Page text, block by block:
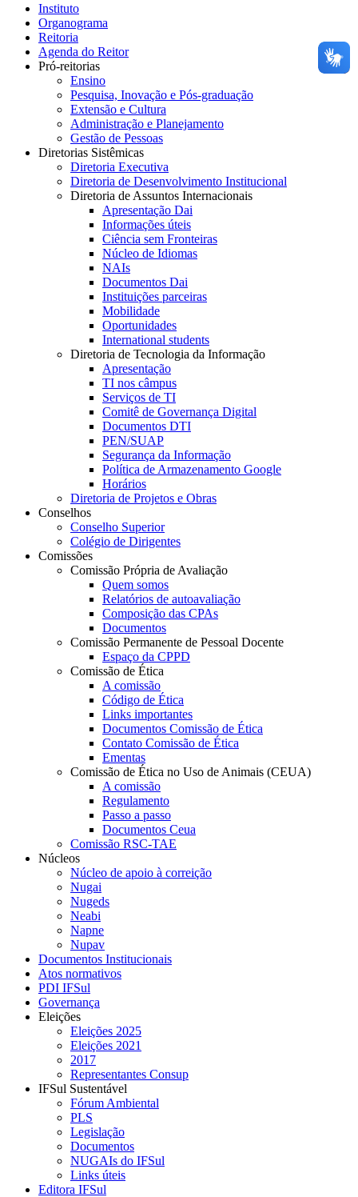
Instituto
Organograma
Reitoria
Agenda do Reitor
Pró-reitorias
Ensino
Pesquisa, Inovação e Pós-graduação
Extensão e Cultura
Administração e Planejamento
Gestão de Pessoas
Diretorias Sistêmicas
Diretoria Executiva
Diretoria de Desenvolvimento Institucional
Diretoria de Assuntos Internacionais
Apresentação Dai
Informações úteis
Ciência sem Fronteiras
Núcleo de Idiomas
NAIs
Documentos Dai
Instituições parceiras
Mobilidade
Oportunidades
International students
Diretoria de Tecnologia da Informação
Apresentação
TI nos câmpus
Serviços de TI
Comitê de Governança Digital
Documentos DTI
PEN/SUAP
Segurança da Informação
Política de Armazenamento Google
Horários
Diretoria de Projetos e Obras
Conselhos
Conselho Superior
Colégio de Dirigentes
Comissões
Comissão Própria de Avaliação
Quem somos
Relatórios de autoavaliação
Composição das CPAs
Documentos
Comissão Permanente de Pessoal Docente
Espaço da CPPD
Comissão de Ética
A comissão
Código de Ética
Links importantes
Documentos Comissão de Ética
Contato Comissão de Ética
Ementas
Comissão de Ética no Uso de Animais (CEUA)
A comissão
Regulamento
Passo a passo
Documentos Ceua
Comissão RSC-TAE
Núcleos
Núcleo de apoio à correição
Nugai
Nugeds
Neabi
Napne
Nupav
Documentos Institucionais
Atos normativos
PDI IFSul
Governança
Eleições
Eleições 2025
Eleições 2021
2017
Representantes Consup
IFSul Sustentável
Fórum Ambiental
PLS
Legislação
Documentos
NUGAIs do IFSul
Links úteis
Editora IFSul